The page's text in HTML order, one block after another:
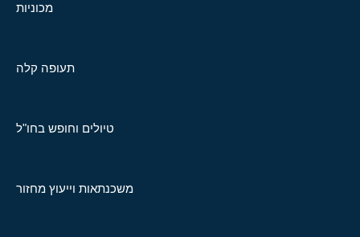
מכוניות
תעופה קלה
טיולים וחופש בחו"ל
משכנתאות וייעוץ מחזור